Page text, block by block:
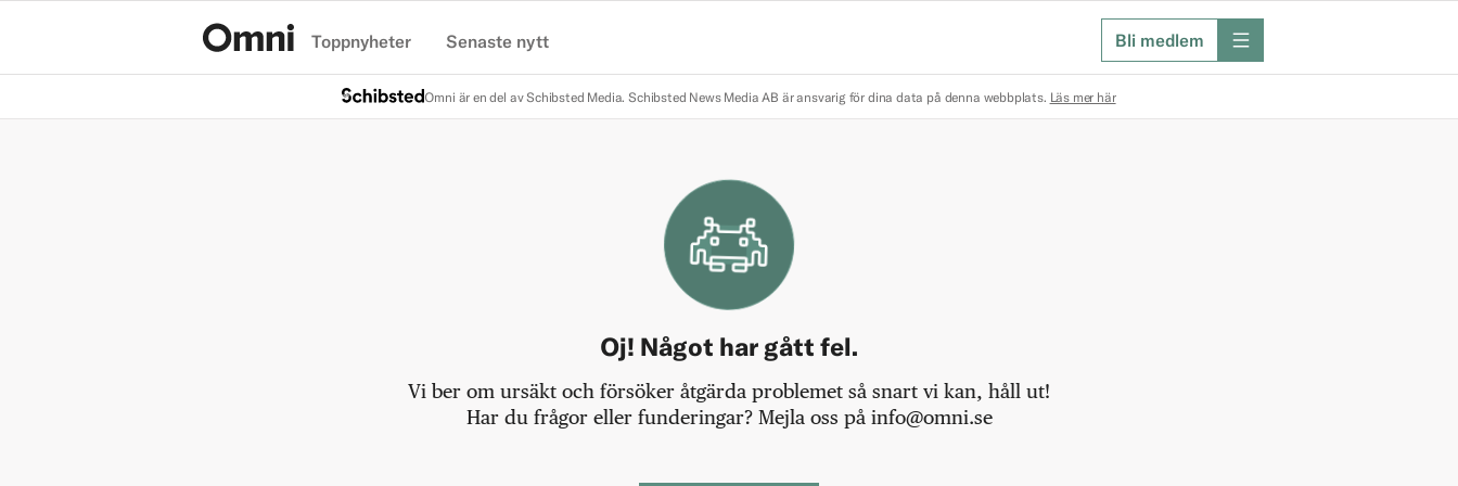
Toppnyheter Senaste nytt Bli medlem meny
Omni är en del av Schibsted Media. Schibsted News Media AB är ansvarig för dina data på denna webbplats. Läs mer här
Oj! Något har gått fel.
Vi ber om ursäkt och försöker åtgärda problemet så snart vi kan, håll ut!
Har du frågor eller funderingar? Mejla oss på info@omni.se